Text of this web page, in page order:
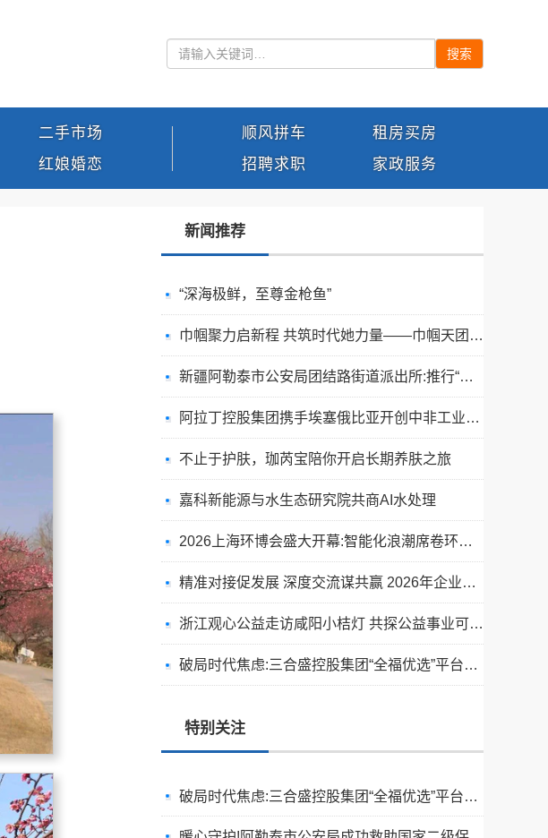
搜索
二手市场
红娘婚恋
顺风拼车
招聘求职
租房买房
家政服务
新闻推荐
“深海极鲜，至尊金枪鱼”
巾帼聚力启新程 共筑时代她力量——巾帼天团第四次组委会筹备会圆满举办
新疆阿勒泰市公安局团结路街道派出所:推行“五步”工作法 打造新时代“枫”景线
阿拉丁控股集团携手埃塞俄比亚开创中非工业农业合作新篇章
不止于护肤，珈芮宝陪你开启长期养肤之旅
嘉科新能源与水生态研究院共商AI水处理
2026上海环博会盛大开幕:智能化浪潮席卷环保产业
精准对接促发展 深度交流谋共赢 2026年企业投融资交流活动第二期圆满举行
浙江观心公益走访咸阳小桔灯 共探公益事业可持续发展新路径
破局时代焦虑:三合盛控股集团“全福优选”平台正式启航
特别关注
天空实业与香港理工大学筹建载人通航飞机研究院
绿动珠城 向淮而生 ——安徽淮海园林绿化工程有限公司发展纪实
暖心守护!阿勒泰市公安局成功救助国家二级保护动物黑鸢